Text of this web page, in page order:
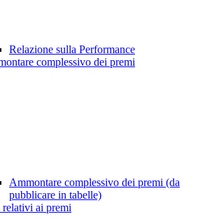
Relazione sulla Performance
complessivo dei premi
Ammontare complessivo dei premi (da
pubblicare in tabelle)
ai premi